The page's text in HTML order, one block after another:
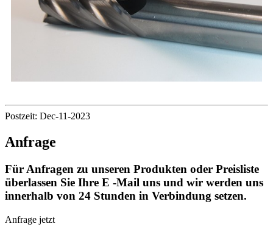
Postzeit: Dec-11-2023
Anfrage
Für Anfragen zu unseren Produkten oder Preisliste
überlassen Sie Ihre E -Mail uns und wir werden uns
innerhalb von 24 Stunden in Verbindung setzen.
Anfrage jetzt